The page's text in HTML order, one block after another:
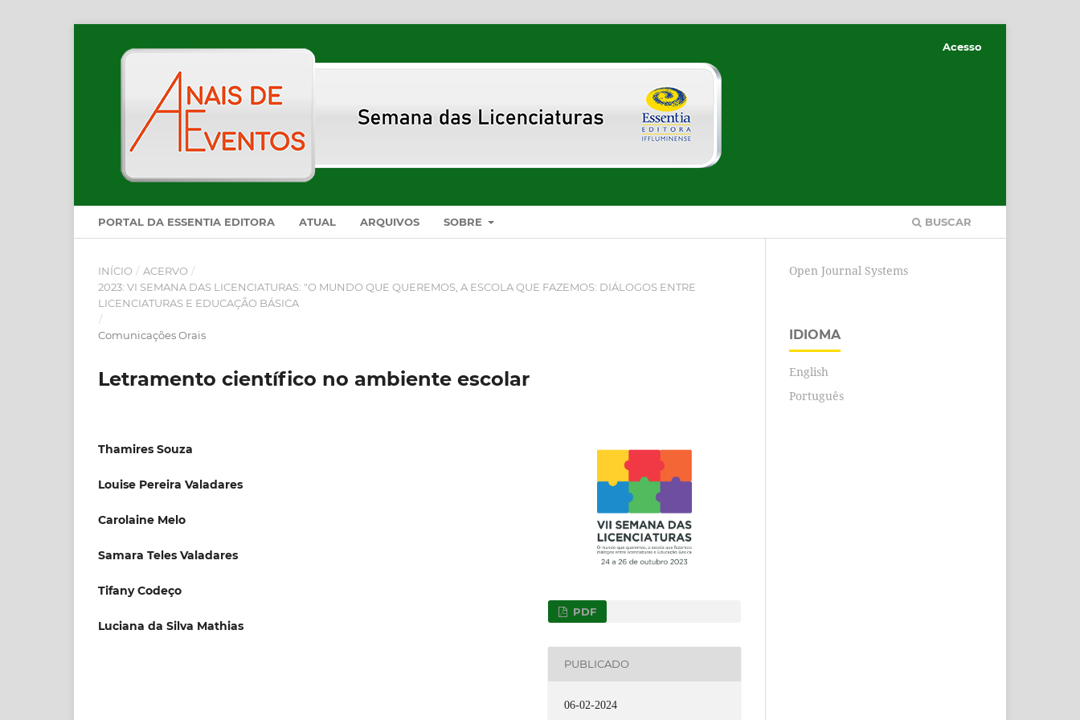
PORTAL DA ESSENTIA EDITORA ATUAL ARQUIVOS SOBRE BUSCAR
Acesso
INÍCIO / ACERVO /
2023: VI SEMANA DAS LICENCIATURAS: "O MUNDO QUE QUEREMOS, A ESCOLA QUE FAZEMOS: DIÁLOGOS ENTRE
LICENCIATURAS E EDUCAÇÃO BÁSICA
/
Comunicações Orais
Letramento científico no ambiente escolar
Thamires Souza
Louise Pereira Valadares
Carolaine Melo
Samara Teles Valadares
Tifany Codeço
Luciana da Silva Mathias
PDF
PUBLICADO
06-02-2024
Open Journal Systems
IDIOMA
English
Português